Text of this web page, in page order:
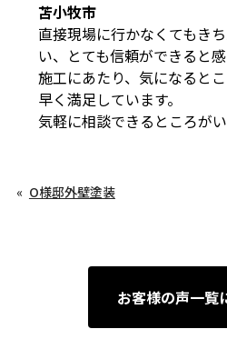
苫小牧市
直接現場に行かなくてもき
い、とても信頼ができると感
施工にあたり、気になると
早く満足しています。
気軽に相談できるところがい
O様邸外壁塗装
お客様の声一覧